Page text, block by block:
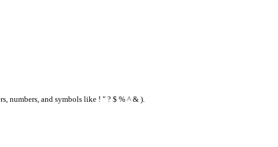
numbers, and symbols like ! " ? $ % ^ & ).